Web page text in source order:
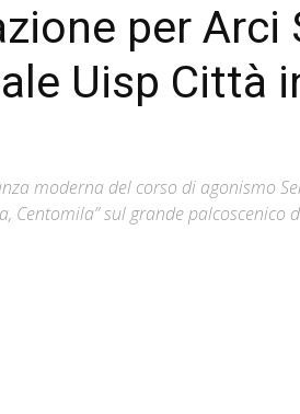
per Arci
Uisp Città
moderna del corso di agonismo
Centomila” sul grande palcoscenico